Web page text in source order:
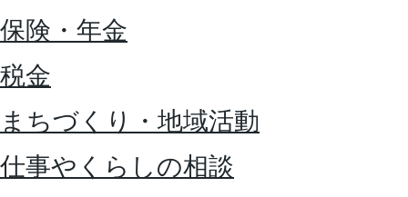
保険・年金
税金
まちづくり・地域活動
仕事やくらしの相談